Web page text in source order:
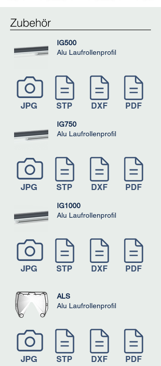
Zubehör
IG500
Alu Laufrollenprofil
JPG STP DXF PDF
IG750
Alu Laufrollenprofil
JPG STP DXF PDF
IG1000
Alu Laufrollenprofil
JPG STP DXF PDF
ALS
Alu Laufrollenprofil
JPG STP DXF PDF